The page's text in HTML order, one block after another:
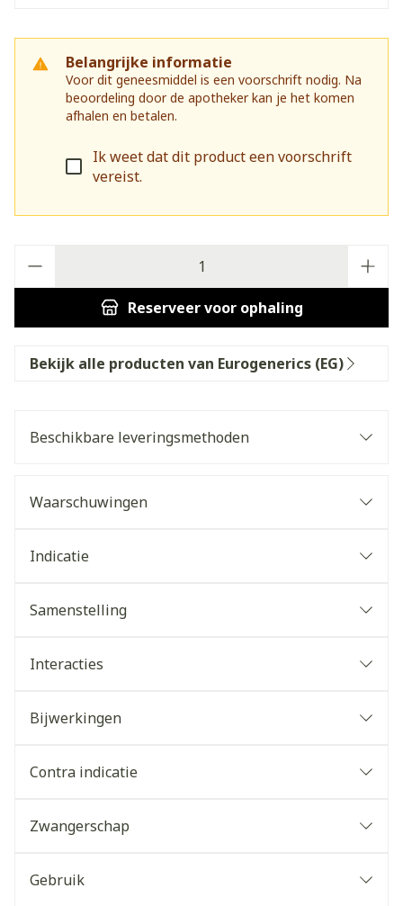
Belangrijke informatie
Voor dit geneesmiddel is een voorschrift nodig. Na
beoordeling door de apotheker kan je het komen
afhalen en betalen.
Ik weet dat dit product een voorschrift
vereist.
Reserveervoor ophaling
Bekijk alle producten van Eurogenerics (EG)
Beschikbare leveringsmethoden
Waarschuwingen
Indicatie
Samenstelling
Interacties
Bijwerkingen
Contra indicatie
Zwangerschap
Gebruik